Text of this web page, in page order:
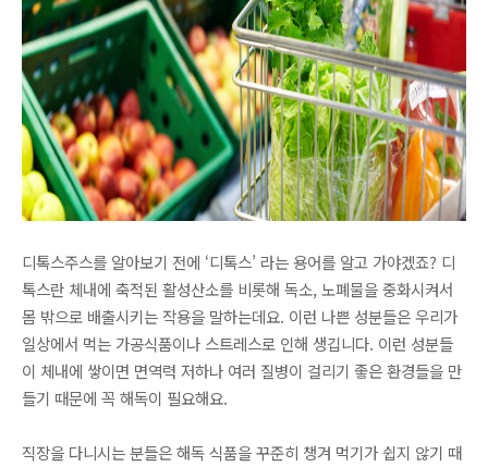
디톡스주스를 알아보기 전에 ‘디톡스’ 라는 용어를 알고 가야겠죠? 디
톡스란 체내에 축적된 활성산소를 비롯해 독소, 노폐물을 중화시켜서
몸 밖으로 배출시키는 작용을 말하는데요. 이런 나쁜 성분들은 우리가
일상에서 먹는 가공식품이나 스트레스로 인해 생깁니다. 이런 성분들
이 체내에 쌓이면 면역력 저하나 여러 질병이 걸리기 좋은 환경들을 만
들기 때문에 꼭 해독이 필요해요.
직장을 다니시는 분들은 해독 식품을 꾸준히 챙겨 먹기가 쉽지 않기 때